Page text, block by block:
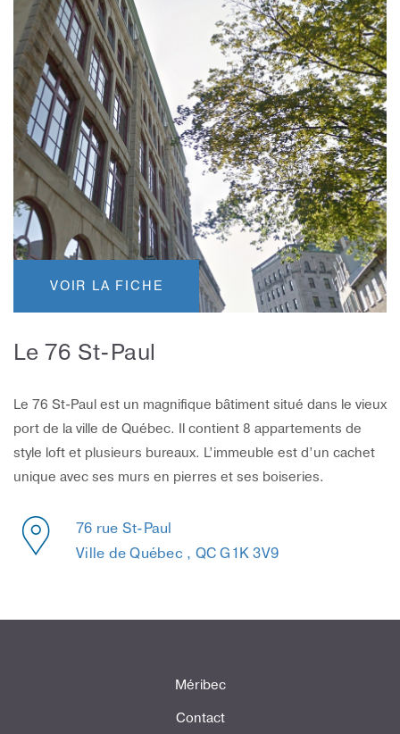
VOIR LA FICHE
Le 76 St-Paul
Le 76 St-Paul est un magnifique bâtiment situé dans le vieux
port de la ville de Québec. Il contient 8 appartements de
style loft et plusieurs bureaux. L’immeuble est d’un cachet
unique avec ses murs en pierres et ses boiseries.
76 rue St-Paul
Ville de Québec , QC G1K 3V9
Méribec
Contact